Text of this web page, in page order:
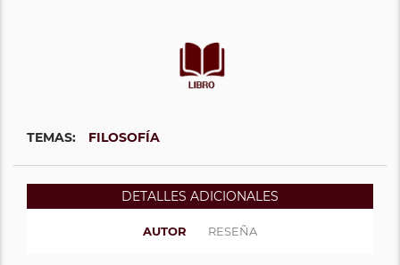
TEMAS: FILOSOFÍA
DETALLES ADICIONALES
AUTOR RESEÑA